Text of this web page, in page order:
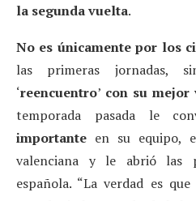
la segunda vuelta.
No es únicamente por los
las primeras jornadas,
‘reencuentro’ con su mejor
temporada pasada le
importante en su equipo,
valenciana y le abrió las
española. “La verdad es